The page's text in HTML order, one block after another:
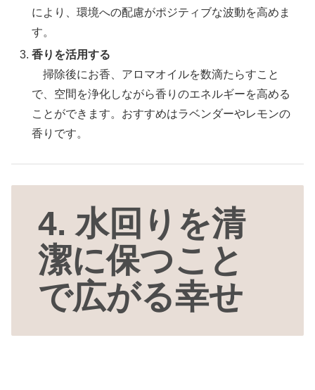
により、環境への配慮がポジティブな波動を高めま
す。
香りを活用する
掃除後にお香、アロマオイルを数滴たらすこと
で、空間を浄化しながら香りのエネルギーを高める
ことができます。おすすめはラベンダーやレモンの
香りです。
4. 水回りを清
潔に保つこと
で広がる幸せ